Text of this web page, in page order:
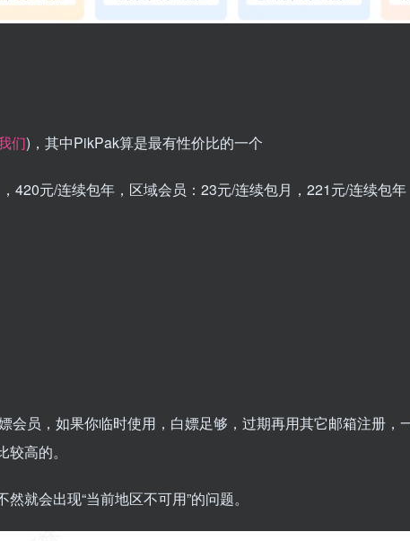
们)，其中PikPak算是最有性价比的一个
420元/连续包年，区域会员：23元/连续包月，221元/连续包年
员，如果你临时使用，白嫖足够，过期再用其它邮箱注册，
高的。
就会出现“当前地区不可用”的问题。